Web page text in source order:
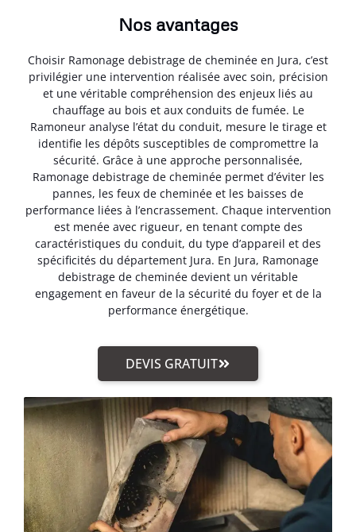
Nos avantages
Choisir Ramonage debistrage de cheminée en Jura, c’est
privilégier une intervention réalisée avec soin, précision
et une véritable compréhension des enjeux liés au
chauffage au bois et aux conduits de fumée. Le
Ramoneur analyse l’état du conduit, mesure le tirage et
identifie les dépôts susceptibles de compromettre la
sécurité. Grâce à une approche personnalisée,
Ramonage debistrage de cheminée permet d’éviter les
pannes, les feux de cheminée et les baisses de
performance liées à l’encrassement. Chaque intervention
est menée avec rigueur, en tenant compte des
caractéristiques du conduit, du type d’appareil et des
spécificités du département Jura. En Jura, Ramonage
debistrage de cheminée devient un véritable
engagement en faveur de la sécurité du foyer et de la
performance énergétique.
DEVIS GRATUIT